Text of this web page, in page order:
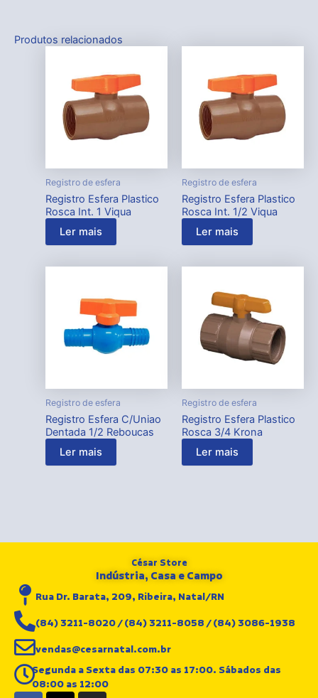
Produtos relacionados
Registro de esfera
Registro Esfera Plastico
Rosca Int. 1 Viqua
Ler mais
Registro de esfera
Registro Esfera Plastico
Rosca Int. 1/2 Viqua
Ler mais
Registro de esfera
Registro Esfera C/Uniao
Dentada 1/2 Reboucas
Ler mais
Registro de esfera
Registro Esfera Plastico
Rosca 3/4 Krona
Ler mais
César Store
Indústria, Casa e Campo
Rua Dr. Barata, 209, Ribeira, Natal/RN
(84) 3211-8020 / (84) 3211-8058 / (84) 3086-1938
vendas@cesarnatal.com.br
Segunda a Sexta das 07:30 as 17:00. Sábados das
08:00 as 12:00